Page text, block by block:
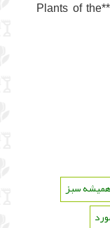
3. پایگاه دادههای گیاهشناسی مانند **Plants of the
همیشه سبز